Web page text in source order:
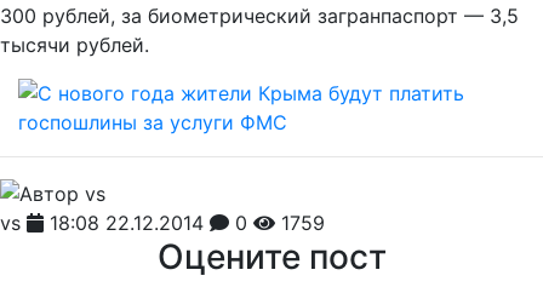
300 рублей, за биометрический загранпаспорт — 3,5
тысячи рублей.
vs 18:08 22.12.2014 0 1759
Оцените пост